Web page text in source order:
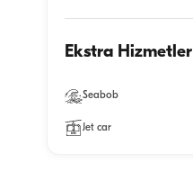
Ekstra Hizmetler
Seabob
Jet car